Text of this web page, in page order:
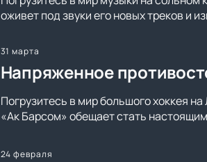
оживет под звуки его новых треков и
31 марта
Напряженное
Погрузитесь в мир большого хоккея
«Ак Барсом» обещает стать
24 февраля